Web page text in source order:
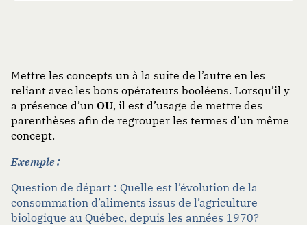
Mettre les concepts un à la suite de l’autre en les
reliant avec les bons opérateurs booléens. Lorsqu’il y
a présence d’un OU, il est d’usage de mettre des
parenthèses afin de regrouper les termes d’un même
concept.
Exemple :
Question de départ : Quelle est l’évolution de la
consommation d’aliments issus de l’agriculture
biologique au Québec, depuis les années 1970?